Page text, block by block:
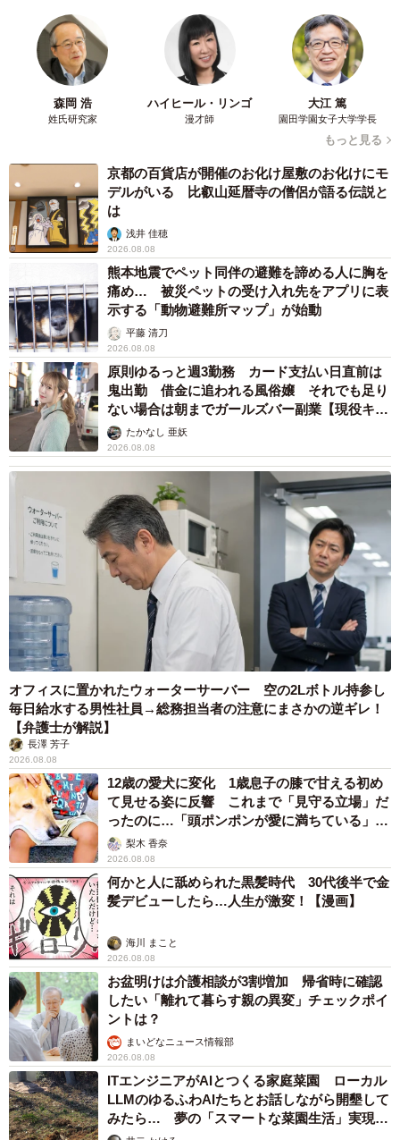
森岡 浩
姓氏研究家
ハイヒール・リンゴ
漫才師
大江 篤
園田学園女子大学学長
もっと見る
京都の百貨店が開催のお化け屋敷のお化けにモ
デルがいる 比叡山延暦寺の僧侶が語る伝説と
は
浅井 佳穂
2026.08.08
熊本地震でペット同伴の避難を諦める人に胸を
痛め… 被災ペットの受け入れ先をアプリに表
示する「動物避難所マップ」が始動
平藤 清刀
2026.08.08
原則ゆるっと週3勤務 カード支払い日直前は
鬼出勤 借金に追われる風俗嬢 それでも足り
ない場合は朝までガールズバー副業【現役キャ
ストに取材】
たかなし 亜妖
2026.08.08
オフィスに置かれたウォーターサーバー 空の2Lボトル持参し
毎日給水する男性社員→総務担当者の注意にまさかの逆ギレ！
【弁護士が解説】
長澤 芳子
2026.08.08
12歳の愛犬に変化 1歳息子の膝で甘える初め
て見せる姿に反響 これまで「見守る立場」だ
ったのに…「頭ポンポンが愛に満ちている」
「尊…」
梨木 香奈
2026.08.08
何かと人に舐められた黒髪時代 30代後半で金
髪デビューしたら…人生が激変！【漫画】
海川 まこと
2026.08.08
お盆明けは介護相談が3割増加 帰省時に確認
したい「離れて暮らす親の異変」チェックポイ
ントは？
まいどなニュース情報部
2026.08.08
ITエンジニアがAIとつくる家庭菜園 ローカル
LLMのゆるふわAIたちとお話しながら開墾して
みたら… 夢の「スマートな菜園生活」実現な
るか